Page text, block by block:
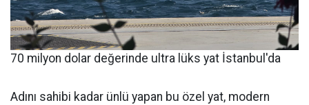
70 milyon dolar değerinde ultra lüks yat İstanbul'da
Adını sahibi kadar ünlü yapan bu özel yat, modern